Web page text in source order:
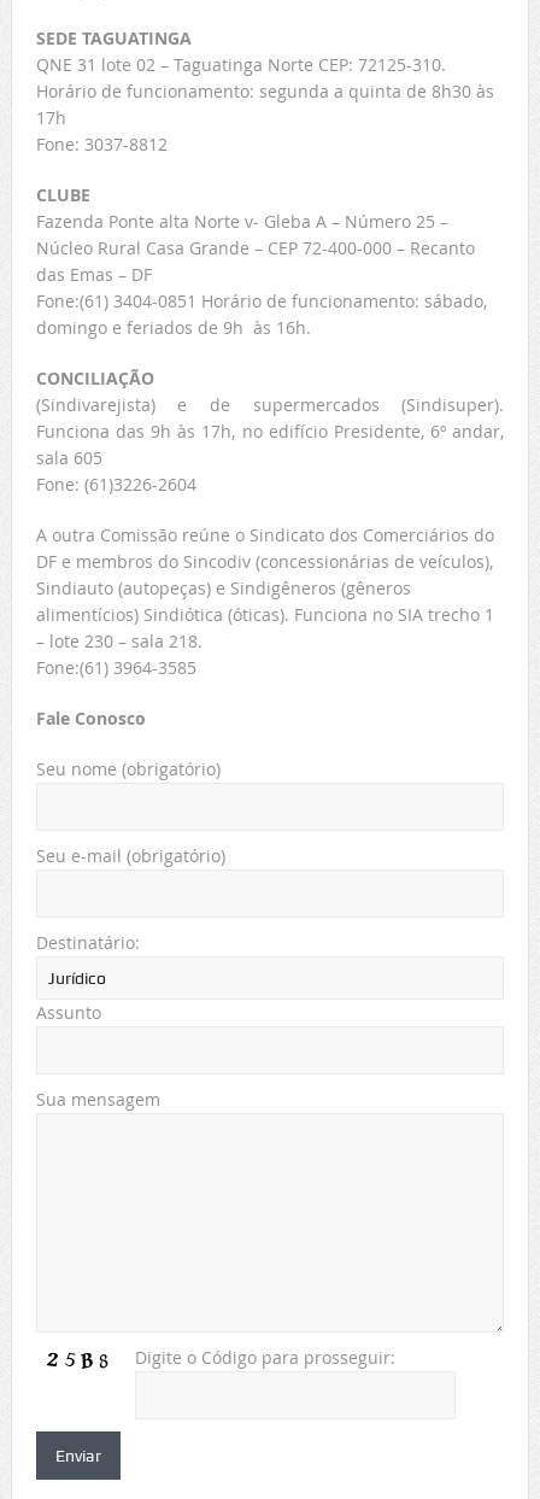
SEDE TAGUATINGA
QNE 31 lote 02 – Taguatinga Norte CEP: 72125-310.
Horário de funcionamento: segunda a quinta de 8h30 às
17h
Fone: 3037-8812
CLUBE
Fazenda Ponte alta Norte v- Gleba A – Número 25 –
Núcleo Rural Casa Grande – CEP 72-400-000 – Recanto
das Emas – DF
Fone:(61) 3404-0851 Horário de funcionamento: sábado,
domingo e feriados de 9h às 16h.
CONCILIAÇÃO
(Sindivarejista) e de supermercados (Sindisuper).
Funciona das 9h às 17h, no edifício Presidente, 6º andar,
sala 605
Fone: (61)3226-2604
A outra Comissão reúne o Sindicato dos Comerciários do
DF e membros do Sincodiv (concessionárias de veículos),
Sindiauto (autopeças) e Sindigêneros (gêneros
alimentícios) Sindiótica (óticas). Funciona no SIA trecho 1
– lote 230 – sala 218.
Fone:(61) 3964-3585
Fale Conosco
Seu nome (obrigatório)
Seu e-mail (obrigatório)
Destinatário:
Assunto
Sua mensagem
Digite o Código para prosseguir: